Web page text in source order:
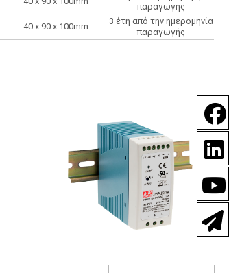
παραγωγής
40 x 90 x 100mm
3 έτη από την ημερομηνία
παραγωγής